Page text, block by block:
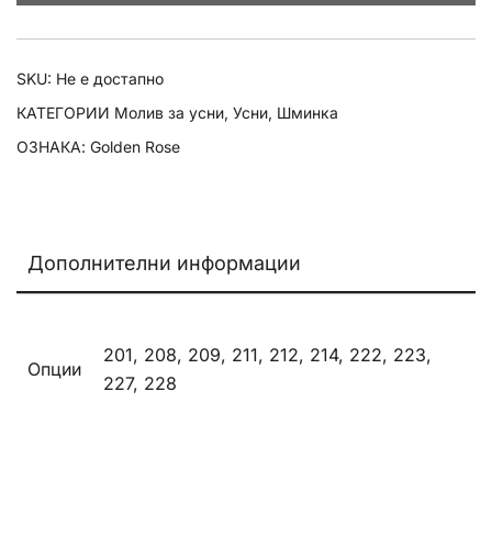
SKU: Не е достапно
КАТЕГОРИИ Молив за усни, Усни, Шминка
ОЗНАКА: Golden Rose
Дополнителни информации
Опции
201, 208, 209, 211, 212, 214, 222, 223,
227, 228